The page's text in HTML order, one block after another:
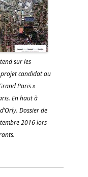
sur les
projet candidat au
Paris »
En haut à
Dossier de
2016 lors